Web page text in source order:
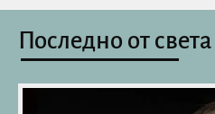
Последно от